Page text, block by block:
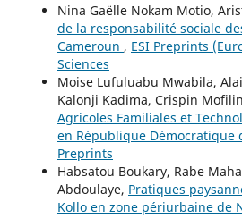
Nina Gaëlle Nokam Motio,
de la responsabilité sociale
Cameroun , ESI Preprints
Sciences
Moise Lufuluabu Mwabila,
Kalonji Kadima, Crispin
Agricoles Familiales et
en République Démocratique
Preprints
Habsatou Boukary, Rabe
Abdoulaye, Pratiques
Kollo en zone périurbaine de